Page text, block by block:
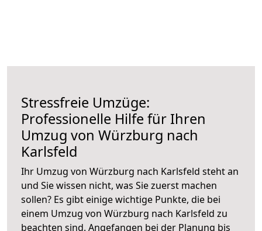
Stressfreie Umzüge:
Professionelle Hilfe für Ihren
Umzug von Würzburg nach
Karlsfeld
Ihr Umzug von Würzburg nach Karlsfeld steht an
und Sie wissen nicht, was Sie zuerst machen
sollen? Es gibt einige wichtige Punkte, die bei
einem Umzug von Würzburg nach Karlsfeld zu
beachten sind. Angefangen bei der Planung bis